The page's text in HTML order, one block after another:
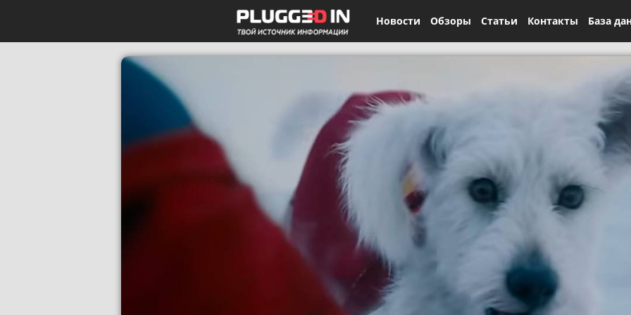
Новости Обзоры Статьи Контакты База